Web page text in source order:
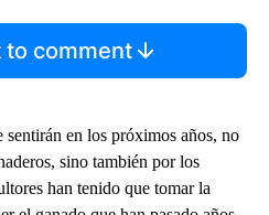
to comment
sentirán en los próximos años, no
sino también por los
han tenido que tomar la